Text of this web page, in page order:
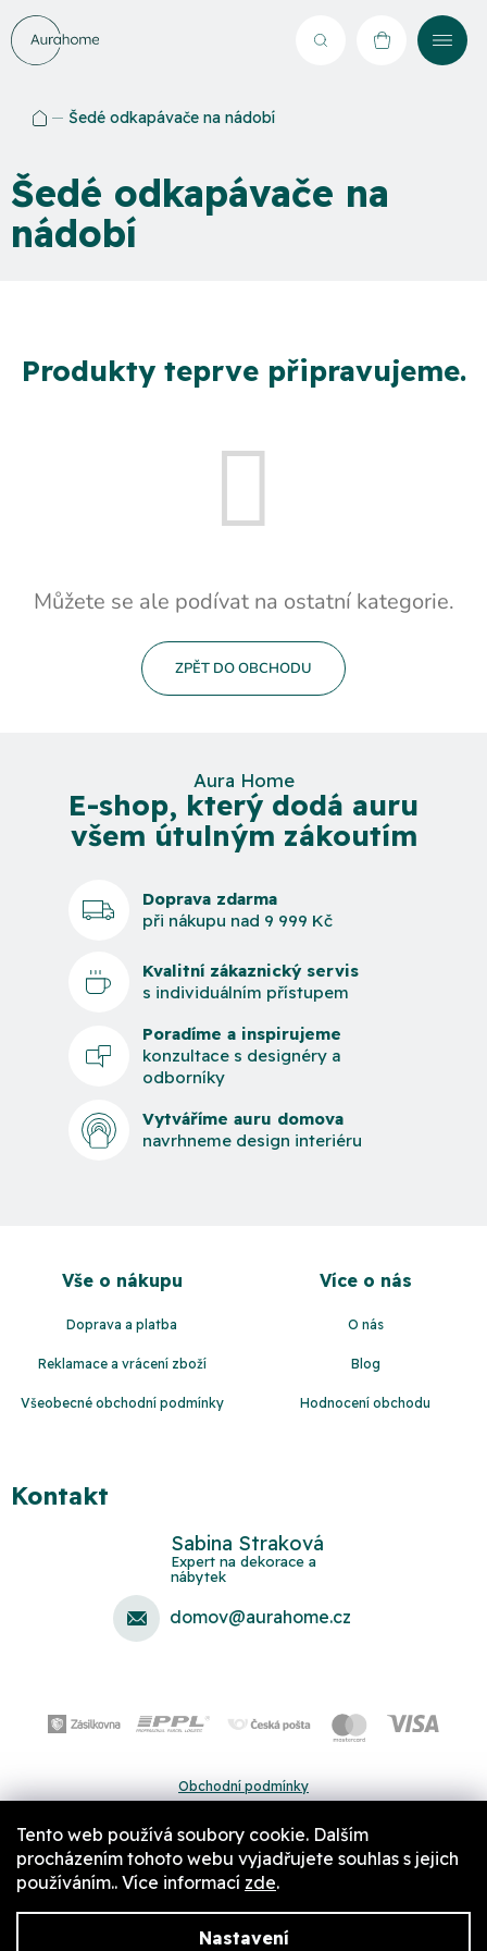
Tento web používá soubory cookie. Dalším
procházením tohoto webu vyjadřujete souhlas s jejich
používáním.. Více informací zde.
Nastavení
Přejít
na
obsah
Hledat NÁKUPNÍ
Šedé odkapávače na nádobí
Šedé odkapávače na
nádobí
Produkty teprve připravujeme.
Můžete se ale podívat na ostatní kategorie.
ZPĚT DO OBCHODU
Aura Home
E-shop, který dodá auru
všem útulným zákoutím
Doprava zdarma
při nákupu nad 9 999 Kč
Kvalitní zákaznický servis
s individuálním přístupem
Poradíme a inspirujeme
konzultace s designéry a
odborníky
Vytváříme auru domova
navrhneme design interiéru
Vše o nákupu
Doprava a platba
Reklamace a vrácení zboží
Všeobecné obchodní podmínky
Více o nás
O nás
Blog
Hodnocení obchodu
Kontakt
Sabina Straková
domov@aurahome.cz
Obchodní podmínky
Pravidla a nastavení cookies